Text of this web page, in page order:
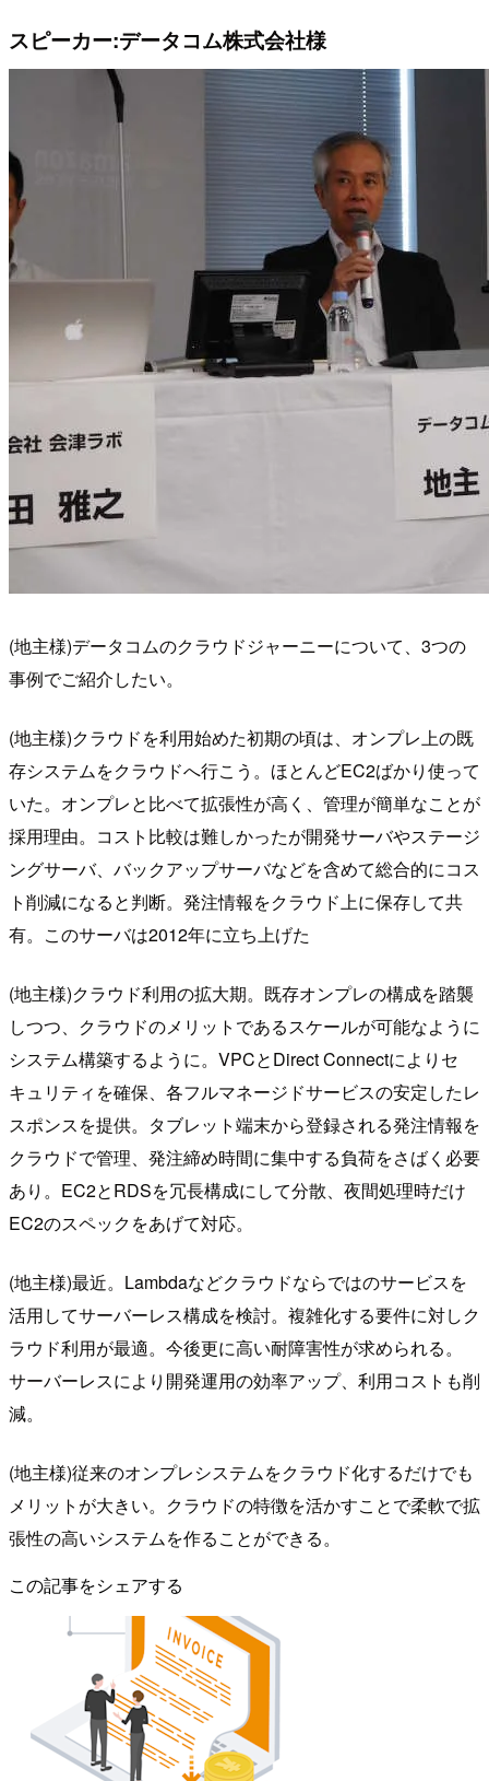
スピーカー:データコム株式会社様
(地主様)データコムのクラウドジャーニーについて、3つの
事例でご紹介したい。
(地主様)クラウドを利用始めた初期の頃は、オンプレ上の既
存システムをクラウドへ行こう。ほとんどEC2ばかり使って
いた。オンプレと比べて拡張性が高く、管理が簡単なことが
採用理由。コスト比較は難しかったが開発サーバやステージ
ングサーバ、バックアップサーバなどを含めて総合的にコス
ト削減になると判断。発注情報をクラウド上に保存して共
有。このサーバは2012年に立ち上げた
(地主様)クラウド利用の拡大期。既存オンプレの構成を踏襲
しつつ、クラウドのメリットであるスケールが可能なように
システム構築するように。VPCとDirect Connectによりセ
キュリティを確保、各フルマネージドサービスの安定したレ
スポンスを提供。タブレット端末から登録される発注情報を
クラウドで管理、発注締め時間に集中する負荷をさばく必要
あり。EC2とRDSを冗長構成にして分散、夜間処理時だけ
EC2のスペックをあげて対応。
(地主様)最近。Lambdaなどクラウドならではのサービスを
活用してサーバーレス構成を検討。複雑化する要件に対しク
ラウド利用が最適。今後更に高い耐障害性が求められる。
サーバーレスにより開発運用の効率アップ、利用コストも削
減。
(地主様)従来のオンプレシステムをクラウド化するだけでも
メリットが大きい。クラウドの特徴を活かすことで柔軟で拡
張性の高いシステムを作ることができる。
この記事をシェアする